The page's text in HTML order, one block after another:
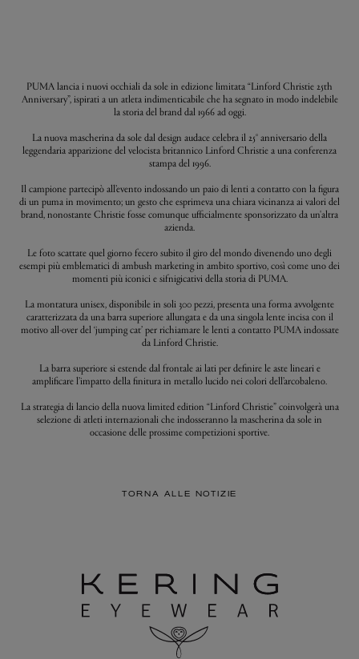
PUMA lancia i nuovi occhiali da sole in edizione limitata “Linford Christie 25th
Anniversary”, ispirati a un atleta indimenticabile che ha segnato in modo indelebile
la storia del brand dal 1966 ad oggi.
La nuova mascherina da sole dal design audace celebra il 25° anniversario della
leggendaria apparizione del velocista britannico Linford Christie a una conferenza
stampa del 1996.
Il campione partecipò all’evento indossando un paio di lenti a contatto con la figura
di un puma in movimento; un gesto che esprimeva una chiara vicinanza ai valori del
brand, nonostante Christie fosse comunque ufficialmente sponsorizzato da un'altra
azienda.
Le foto scattate quel giorno fecero subito il giro del mondo divenendo uno degli
esempi più emblematici di ambush marketing in ambito sportivo, così come uno dei
momenti più iconici e sifnigicativi della storia di PUMA.
La montatura unisex, disponibile in soli 300 pezzi, presenta una forma avvolgente
caratterizzata da una barra superiore allungata e da una singola lente incisa con il
motivo all-over del ‘jumping cat’ per richiamare le lenti a contatto PUMA indossate
da Linford Christie.
La barra superiore si estende dal frontale ai lati per definire le aste lineari e
amplificare l’impatto della finitura in metallo lucido nei colori dell’arcobaleno.
La strategia di lancio della nuova limited edition “Linford Christie” coinvolgerà una
selezione di atleti internazionali che indosseranno la mascherina da sole in
occasione delle prossime competizioni sportive.
TORNA ALLE NOTIZIE